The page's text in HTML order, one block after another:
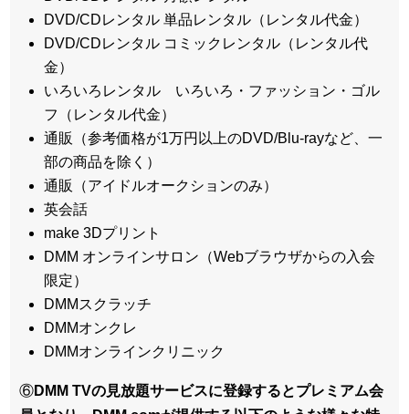
DVD/CDレンタル 単品レンタル（レンタル代金）
DVD/CDレンタル コミックレンタル（レンタル代
金）
いろいろレンタル いろいろ・ファッション・ゴル
フ（レンタル代金）
通販（参考価格が1万円以上のDVD/Blu-rayなど、一
部の商品を除く）
通販（アイドルオークションのみ）
英会話
make 3Dプリント
DMM オンラインサロン（Webブラウザからの入会
限定）
DMMスクラッチ
DMMオンクレ
DMMオンラインクリニック
⑥DMM TVの見放題サービスに登録するとプレミアム会